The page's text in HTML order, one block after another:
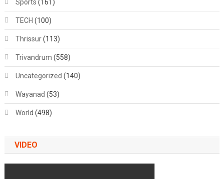
Sports (161)
TECH (100)
Thrissur(113)
Trivandrum (558)
Uncategorized (140)
Wayanad (53)
World (498)
VIDEO